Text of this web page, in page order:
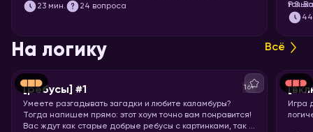
Спросим вас про все 11 сезонов сериала, так что
23 мин. 24 вопроса
P.S.
44
На логику Всё
[ребусы] #1 16+
Умеете разгадывать загадки и любите каламбуры?
Тогда напишем прямо: этот хоум точно вам понравится!
Вас ждут как старые добрые ребусы с картинками, так и
Игра